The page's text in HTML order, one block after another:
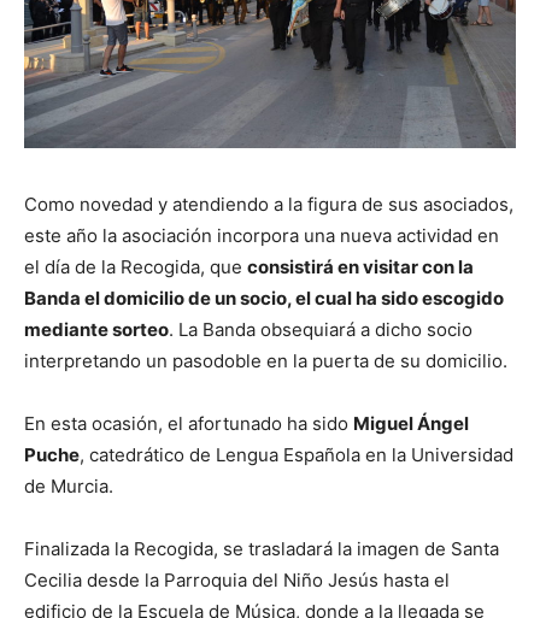
Como novedad y atendiendo a la figura de sus asociados,
este año la asociación incorpora una nueva actividad en
el día de la Recogida, que consistirá en visitar con la
Banda el domicilio de un socio, el cual ha sido escogido
mediante sorteo. La Banda obsequiará a dicho socio
interpretando un pasodoble en la puerta de su domicilio.
En esta ocasión, el afortunado ha sido Miguel Ángel
Puche, catedrático de Lengua Española en la Universidad
de Murcia.
Finalizada la Recogida, se trasladará la imagen de Santa
Cecilia desde la Parroquia del Niño Jesús hasta el
edificio de la Escuela de Música, donde a la llegada se